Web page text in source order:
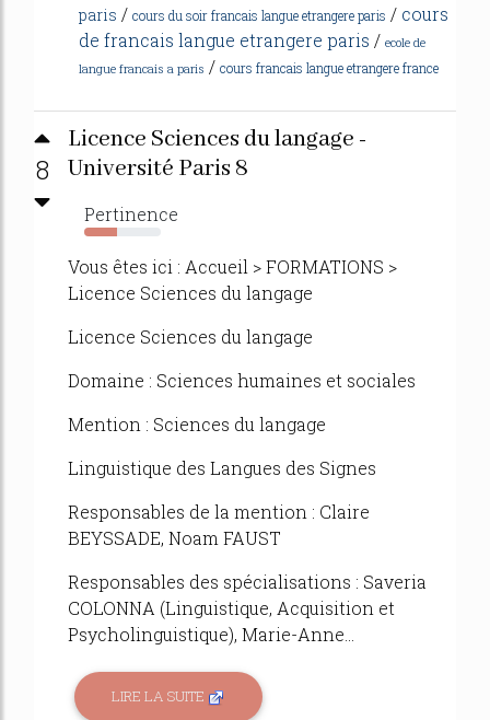
paris / cours du soir francais langue etrangere paris / cours
de francais langue etrangere paris / ecole de
langue francais a paris / cours francais langue etrangere france
8
Licence Sciences du langage -
Université Paris 8
Pertinence
43%
Vous êtes ici : Accueil > FORMATIONS >
Licence Sciences du langage
Licence Sciences du langage
Domaine : Sciences humaines et sociales
Mention : Sciences du langage
Linguistique des Langues des Signes
Responsables de la mention : Claire
BEYSSADE, Noam FAUST
Responsables des spécialisations : Saveria
COLONNA (Linguistique, Acquisition et
Psycholinguistique), Marie-Anne...
LIRE LA SUITE